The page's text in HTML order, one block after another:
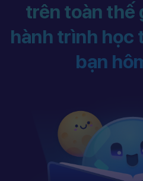
trên toàn thế
hành trình học
bạn